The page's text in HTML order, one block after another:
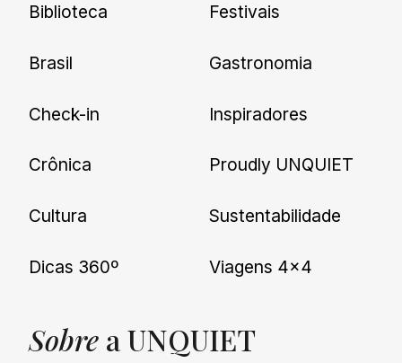
Biblioteca
Brasil
Check-in
Crônica
Cultura
Dicas 360º
Festivais
Gastronomia
Inspiradores
Proudly UNQUIET
Sustentabilidade
Viagens 4×4
Sobre a UNQUIET